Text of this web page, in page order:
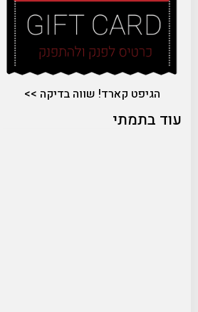
הגיפט קארד! שווה בדיקה >>
עוד בתמתי